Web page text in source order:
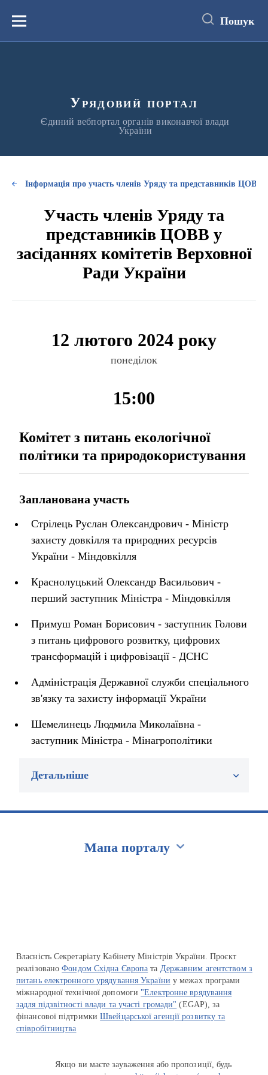
вмістуМеню Пошук
Урядовий портал
Єдиний вебпортал органів виконавчої влади
України
Інформація про участь членів Уряду та представників ЦОВВ
Участь членів Уряду та
представників ЦОВВ у
засіданнях комітетів Верховної
Ради України
12 лютого 2024 року
понеділок
15:00
Комітет з питань екологічної
політики та природокористування
Запланована участь
Стрілець Руслан Олександрович - Міністр
захисту довкілля та природних ресурсів
України - Міндовкілля
Краснолуцький Олександр Васильович -
перший заступник Міністра - Міндовкілля
Примуш Роман Борисович - заступник Голови
з питань цифрового розвитку, цифрових
трансформацій і цифровізації - ДСНС
Адміністрація Державної служби спеціального
зв'язку та захисту інформації України
Шемелинець Людмила Миколаївна -
заступник Міністра - Мінагрополітики
Детальніше
Мапа порталу
Власність Секретаріату Кабінету Міністрів України. Проєкт
реалізованоФондом Східна Європа та Державним агентством з
питань електронного урядування України у межах програми
міжнародної технічної допомоги "Електронне врядування
задля підзвітності влади та участі громади" (EGAP), за
фінансової підтримкиШвейцарської агенції розвитку та
співробітництва
Якщо ви маєте зауваження або пропозиції, будь